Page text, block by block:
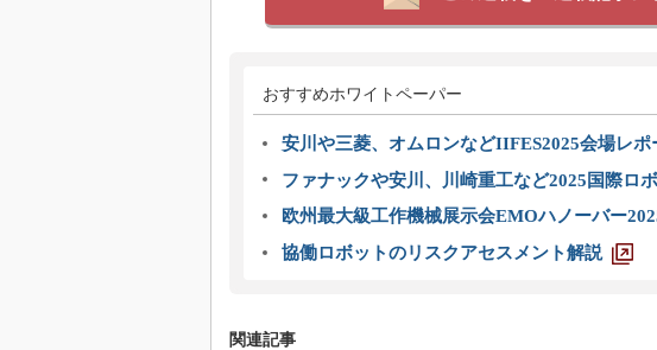
おすすめホワイトペーパー
安川や三菱、オムロンなどIIFES2025会場レポ
ファナックや安川、川崎重工など2025国際ロ
欧州最大級工作機械展示会EMOハノーバー
協働ロボットのリスクアセスメント解説
関連記事